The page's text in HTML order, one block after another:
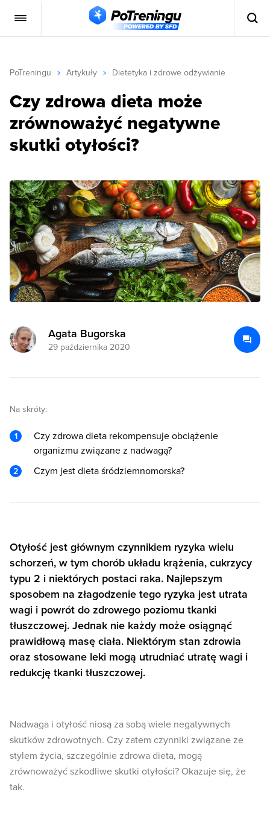
PoTreningu Artykuły Dietetyka i zdrowe odżywianie
Czy zdrowa dieta może
zrównoważyć negatywne
skutki otyłości?
Agata Bugorska
29 października 2020
Na skróty:
Czy zdrowa dieta rekompensuje obciążenie
organizmu związane z nadwagą?
Czym jest dieta śródziemnomorska?
Otyłość jest głównym czynnikiem ryzyka wielu
schorzeń, w tym chorób układu krążenia, cukrzycy
typu 2 i niektórych postaci raka. Najlepszym
sposobem na złagodzenie tego ryzyka jest utrata
wagi i powrót do zdrowego poziomu tkanki
tłuszczowej. Jednak nie każdy może osiągnąć
prawidłową masę ciała. Niektórym stan zdrowia
oraz stosowane leki mogą utrudniać utratę wagi i
redukcję tkanki tłuszczowej.
Nadwaga i otyłość niosą za sobą wiele negatywnych
skutków zdrowotnych. Czy zatem czynniki związane ze
stylem życia, szczególnie zdrowa dieta, mogą
zrównoważyć szkodliwe skutki otyłości? Okazuje się, że
tak.